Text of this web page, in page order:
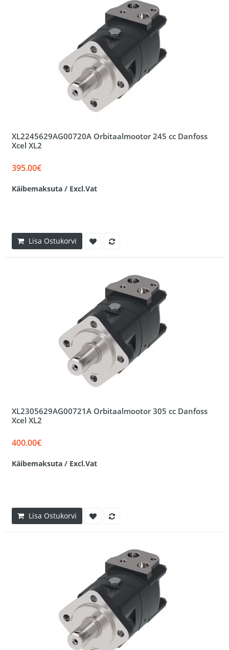
XL2245629AG00720A Orbitaalmootor 245 cc Danfoss
Xcel XL2
395.00€
Käibemaksuta / Excl.Vat
Lisa Ostukorvi
XL2305629AG00721A Orbitaalmootor 305 cc Danfoss
Xcel XL2
400.00€
Käibemaksuta / Excl.Vat
Lisa Ostukorvi